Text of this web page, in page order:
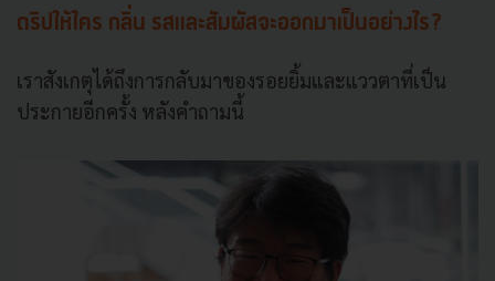
ดริปให้ใคร กลิ่น รสและสัมผัสจะออกมาเป็นอย่างไร?
เราสังเกตุได้ถึงการกลับมาของรอยยิ้มและแววตาที่เป็น
ประกายอีกครั้ง หลังคำถามนี้